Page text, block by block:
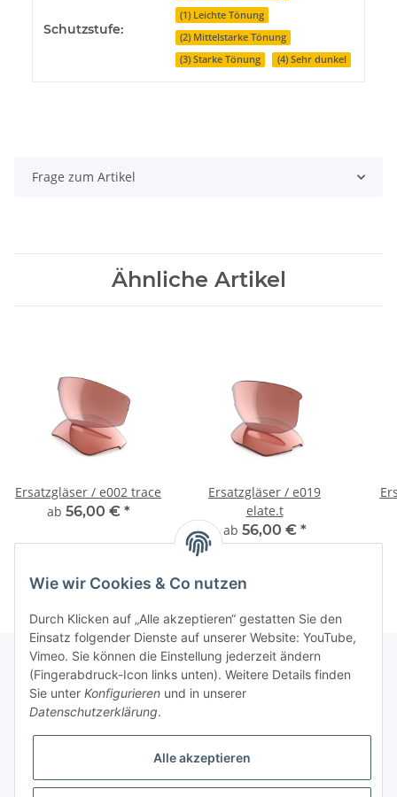
Schutzstufe:
(1) Leichte Tönung
(2) Mittelstarke Tönung
(3) Starke Tönung
(4) Sehr dunkel
Frage zum Artikel
Ähnliche Artikel
Ersatzgläser / e002 trace
ab 56,00 € *
Ersatzgläser / e019
elate.t
ab 56,00 € *
Fuss
Wie wir Cookies & Co nutzen
Durch Klicken auf „Alle akzeptieren“ gestatten Sie den
Einsatz folgender Dienste auf unserer Website: YouTube,
Vimeo. Sie können die Einstellung jederzeit ändern
(Fingerabdruck-Icon links unten). Weitere Details finden
Sie unter Konfigurieren und in unserer
Datenschutzerklärung.
Alle akzeptieren